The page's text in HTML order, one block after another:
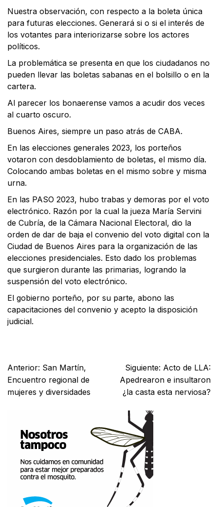
Nuestra observación, con respecto a la boleta única
para futuras elecciones. Generará si o si el interés de
los votantes para interiorizarse sobre los actores
políticos.
La problemática se presenta en que los ciudadanos no
pueden llevar las boletas sabanas en el bolsillo o en la
cartera.
Al parecer los bonaerense vamos a acudir dos veces
al cuarto oscuro.
Buenos Aires, siempre un paso atrás de CABA.
En las elecciones generales 2023, los porteños
votaron con desdoblamiento de boletas, el mismo día.
Colocando ambas boletas en el mismo sobre y misma
urna.
En las PASO 2023, hubo trabas y demoras por el voto
electrónico. Razón por la cual la jueza María Servini
de Cubría, de la Cámara Nacional Electoral, dio la
orden de dar de baja el convenio del voto digital con la
Ciudad de Buenos Aires para la organización de las
elecciones presidenciales. Esto dado los problemas
que surgieron durante las primarias, logrando la
suspensión del voto electrónico.
El gobierno porteño, por su parte, abono las
capacitaciones del convenio y acepto la disposición
judicial.
Anterior: San Martín,
Encuentro regional de
mujeres y diversidades
Siguiente: Acto de LLA:
Apedrearon e insultaron
¿la casta esta nerviosa?